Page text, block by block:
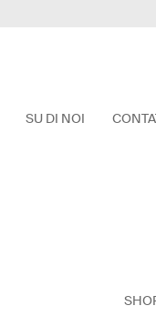
SU DI NOI